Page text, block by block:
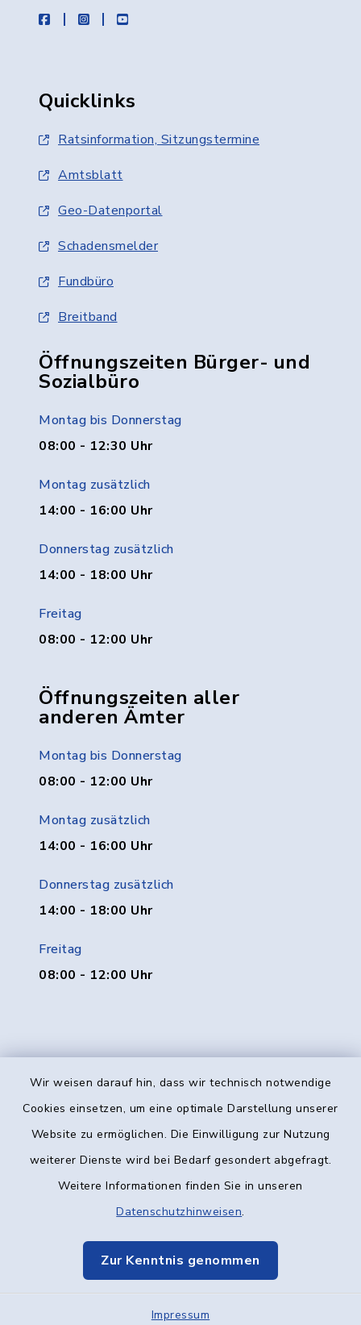
Wir weisen darauf hin, dass wir technisch notwendige
Cookies einsetzen, um eine optimale Darstellung unserer
Website zu ermöglichen. Die Einwilligung zur Nutzung
weiterer Dienste wird bei Bedarf gesondert abgefragt.
Weitere Informationen finden Sie in unseren
Datenschutzhinweisen.
Zur Kenntnis genommen
Impressum
facebookinstagramyoutube
Quicklinks
Ratsinformation, Sitzungstermine
Amtsblatt
Geo-Datenportal
Schadensmelder
Fundbüro
Breitband
Öffnungszeiten Bürger- und
Sozialbüro
Montag bis Donnerstag
08:00 - 12:30 Uhr
Montag zusätzlich
14:00 - 16:00 Uhr
Donnerstag zusätzlich
14:00 - 18:00 Uhr
Freitag
08:00 - 12:00 Uhr
Öffnungszeiten aller
anderen Ämter
Montag bis Donnerstag
08:00 - 12:00 Uhr
Montag zusätzlich
14:00 - 16:00 Uhr
Donnerstag zusätzlich
14:00 - 18:00 Uhr
Freitag
08:00 - 12:00 Uhr
Kontakt
Datenschutz
Elektronische Kommunikation
Sitemap